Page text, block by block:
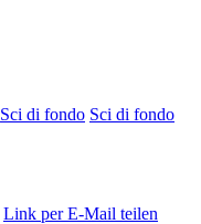
Sci di fondo Sci di fondo
Link per E-Mail teilen